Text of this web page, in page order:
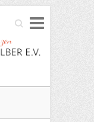
Search